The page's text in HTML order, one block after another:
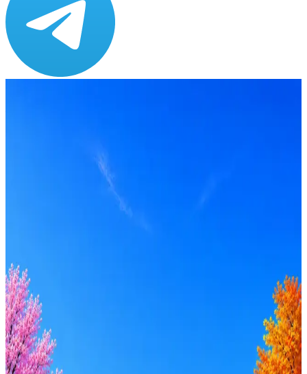
Оффер быстрее с Эйч